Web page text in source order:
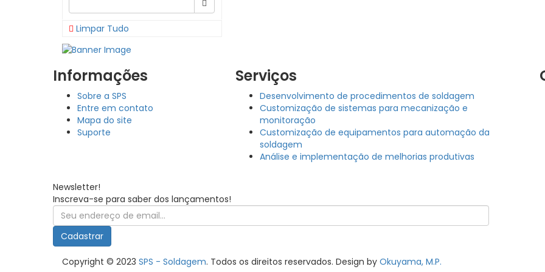
Limpar Tudo
Informações
Sobre a SPS
Entre em contato
Mapa do site
Suporte
Serviços
Desenvolvimento de procedimentos de soldagem
Customização de sistemas para mecanização e
monitoração
Customização de equipamentos para automação da
soldagem
Análise e implementação de melhorias produtivas
Newsletter!
Inscreva-se para saber dos lançamentos!
Cadastrar
Copyright © 2023 SPS - Soldagem. Todos os direitos reservados. Design by Okuyama, M.P.